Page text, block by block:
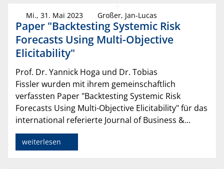
Mi., 31. Mai 2023 Großer, Jan-Lucas
Paper "Backtesting Systemic Risk
Forecasts Using Multi-Objective
Elicitability"
Prof. Dr. Yannick Hoga und Dr. Tobias
Fissler wurden mit ihrem gemeinschaftlich
verfassten Paper "Backtesting Systemic Risk
Forecasts Using Multi-Objective Elicitability" für das
international referierte Journal of Business &...
weiterlesen